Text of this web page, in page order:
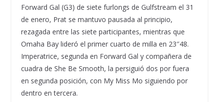
Forward Gal (G3) de siete furlongs de Gulfstream el 31
de enero, Prat se mantuvo pausada al principio,
rezagada entre las siete participantes, mientras que
Omaha Bay lideró el primer cuarto de milla en 23″48.
Imperatrice, segunda en Forward Gal y compañera de
cuadra de She Be Smooth, la persiguió dos por fuera
en segunda posición, con My Miss Mo siguiendo por
dentro en tercera.